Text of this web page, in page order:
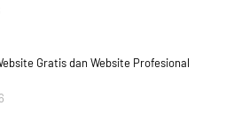
Gratis dan Website Profesional